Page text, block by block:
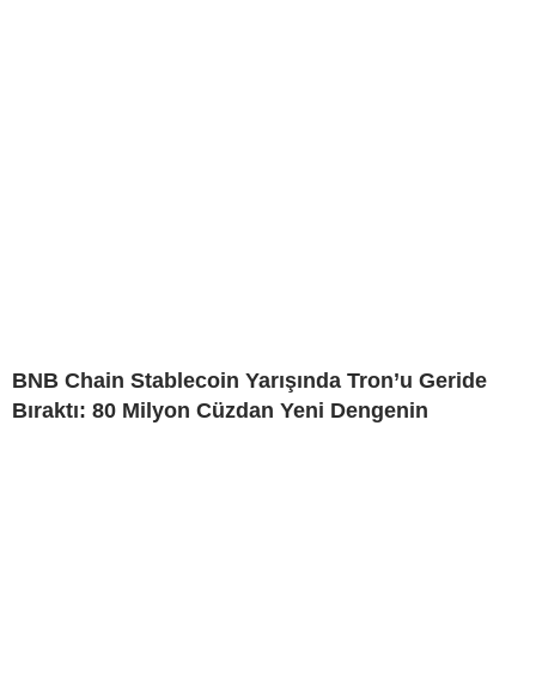
BNB Chain Stablecoin Yarışında Tron’u Geride
Bıraktı: 80 Milyon Cüzdan Yeni Dengenin